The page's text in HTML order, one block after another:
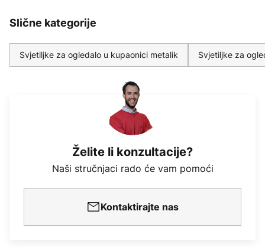
Slične kategorije
Svjetiljke za ogledalo u kupaonici metalik Svjetiljke za
Želite li konzultacije?
Naši stručnjaci rado će vam pomoći
Kontaktirajte nas